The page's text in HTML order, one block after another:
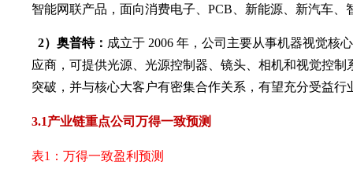
智能网联产品，面向消费电子、PCB、新能源、新汽车、
2）奥普特： 成立于 2006 年，公司主要从事机器视觉核
应商，可提供光源、光源控制器、镜头、相机和视觉控
突破，并与核心大客户有密集合作关系，有望充分受益行
3.1产业链重点公司万得一致预测
表1：万得一致盈利预测